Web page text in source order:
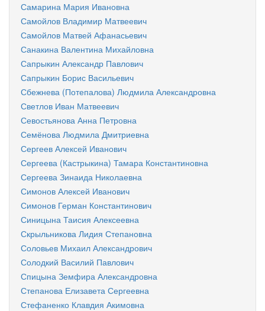
Самарина Мария Ивановна
Самойлов Владимир Матвеевич
Самойлов Матвей Афанасьевич
Санакина Валентина Михайловна
Сапрыкин Александр Павлович
Сапрыкин Борис Васильевич
Сбежнева (Потепалова) Людмила Александровна
Светлов Иван Матвеевич
Севостьянова Анна Петровна
Семёнова Людмила Дмитриевна
Сергеев Алексей Иванович
Сергеева (Кастрыкина) Тамара Константиновна
Сергеева Зинаида Николаевна
Симонов Алексей Иванович
Симонов Герман Константинович
Синицына Таисия Алексеевна
Скрыльникова Лидия Степановна
Соловьев Михаил Александрович
Солодкий Василий Павлович
Спицына Земфира Александровна
Степанова Елизавета Сергеевна
Стефаненко Клавдия Акимовна